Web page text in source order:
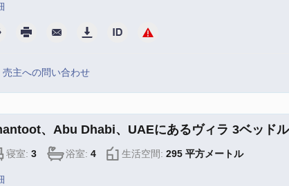
売主への問い合わせ
、Abu Dhabi、UAEにあるヴィラ 3ベッド
寝室: 3 浴室: 4 生活空間: 295 平方メートル